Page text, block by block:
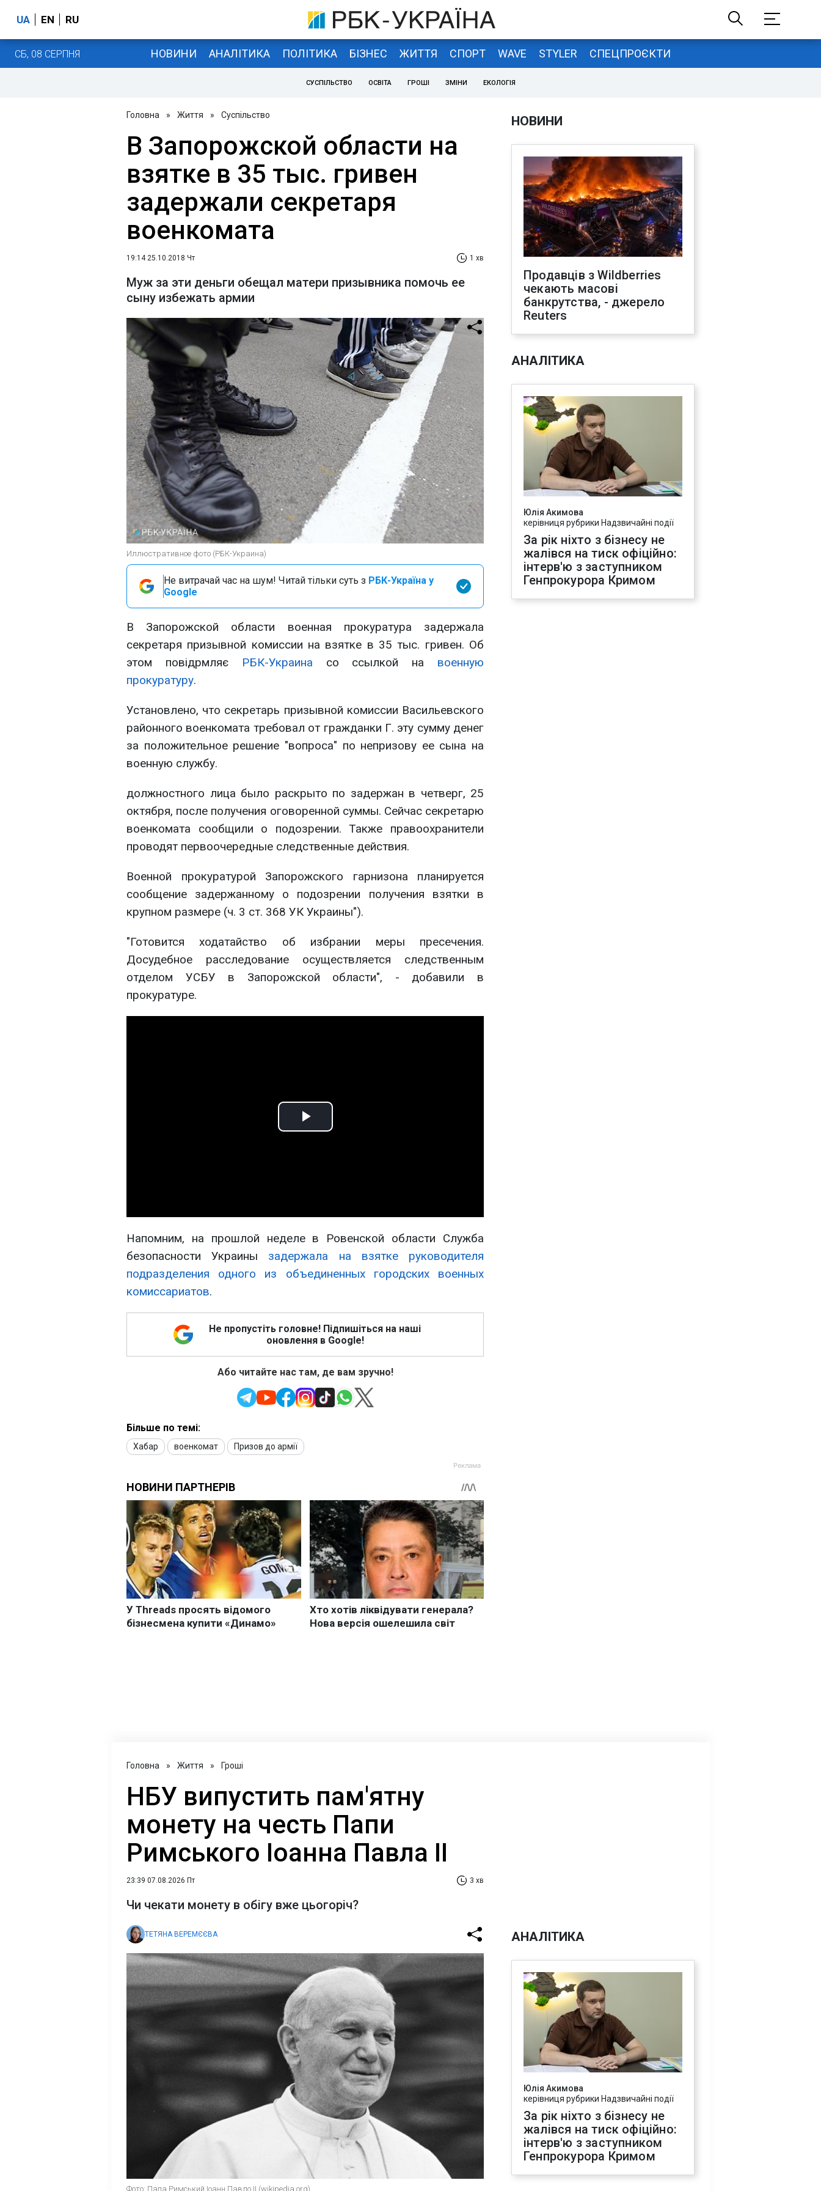
UA EN RU
СБ, 08 СЕРПНЯ НОВИНИ АНАЛІТИКА ПОЛІТИКА БІЗНЕС ЖИТТЯ СПОРТ WAVE STYLER СПЕЦПРОЄКТИ
СУСПІЛЬСТВО ОСВІТА ГРОШІ ЗМІНИ ЕКОЛОГІЯ
Головна » Життя » Суспільство
В Запорожской области на
взятке в 35 тыс. гривен
задержали секретаря
военкомата
19:14 25.10.2018 Чт 1 хв
Муж за эти деньги обещал матери призывника помочь ее
сыну избежать армии
Иллюстративное фото (РБК-Украина)
Не витрачай час на шум! Читай тільки суть з РБК-Україна у
Google
В Запорожской области военная прокуратура задержала
секретаря призывной комиссии на взятке в 35 тыс. гривен. Об
этом повідрмляє
РБК-Украина со ссылкой на военную
прокуратуру.
Установлено, что секретарь призывной комиссии Васильевского
районного военкомата требовал от гражданки Г. эту сумму денег
за положительное решение "вопроса" по непризову ее сына на
военную службу.
должностного лица было раскрыто по задержан в четверг, 25
октября, после получения оговоренной суммы. Сейчас секретарю
военкомата сообщили о подозрении. Также правоохранители
проводят первоочередные следственные действия.
Военной прокуратурой Запорожского гарнизона планируется
сообщение задержанному о подозрении получения взятки в
крупном размере (ч. 3 ст. 368 УК Украины").
"Готовится ходатайство об избрании меры пресечения.
Досудебное расследование осуществляется следственным
отделом УСБУ в Запорожской области", - добавили в
прокуратуре.
Play
Напомним, на прошлой неделе в Ровенской области Служба
безопасности Украины задержала на взятке руководителя
подразделения одного из объединенных городских военных
комиссариатов.
Не пропустіть головне! Підпишіться на наші
оновлення в Google!
Або читайте нас там, де вам зручно!
Більше по темі:
Хабар военкомат Призов до армії
НОВИНИ
Продавців з Wildberries
чекають масові
банкрутства, - джерело
Reuters
АНАЛІТИКА
Юлія Акимова
керівниця рубрики Надзвичайні події
За рік ніхто з бізнесу не
жалівся на тиск офіційно:
інтерв'ю з заступником
Генпрокурора Кримом
Головна » Життя » Гроші
НБУ випустить пам'ятну
монету на честь Папи
Римського Іоанна Павла II
23:39 07.08.2026 Пт 3 хв
Чи чекати монету в обігу вже цьогоріч?
ТЕТЯНА ВЕРЕМЄЄВА
Фото: Папа Римський Іоанн Павло II (wikipedia.org)
АНАЛІТИКА
Юлія Акимова
керівниця рубрики Надзвичайні події
За рік ніхто з бізнесу не
жалівся на тиск офіційно:
інтерв'ю з заступником
Генпрокурора Кримом